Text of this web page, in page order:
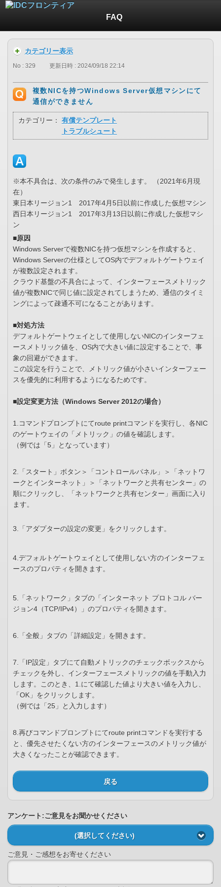
FAQ
カテゴリー表示
No : 329 更新日時 : 2024/09/18 22:14
複数NICを持つWindows Server仮想マシンにて
通信ができません
カテゴリー：
有償テンプレート
トラブルシュート
※本不具合は、次の条件のみで発生します。 （2021年6月現
在）
東日本リージョン1 2017年4月5日以前に作成した仮想マシン
西日本リージョン1 2017年3月13日以前に作成した仮想マシ
ン
■原因
Windows Serverで複数NICを持つ仮想マシンを作成すると、
Windows Serverの仕様としてOS内でデフォルトゲートウェイ
が複数設定されます。
クラウド基盤の不具合によって、インターフェースメトリック
値が複数NICで同じ値に設定されてしまうため、通信のタイミ
ングによって疎通不可になることがあります。
■対処方法
デフォルトゲートウェイとして使用しないNICのインターフェ
ースメトリック値を、OS内で大きい値に設定することで、事
象の回避ができます。
この設定を行うことで、メトリック値が小さいインターフェー
スを優先的に利用するようになるためです。
■設定変更方法（Windows Server 2012の場合）
1.コマンドプロンプトにてroute printコマンドを実行し、各NIC
のゲートウェイの「メトリック」の値を確認します。
（例では「5」となっています）
2.「スタート」ボタン＞「コントロールパネル」＞「ネットワ
ークとインターネット」＞「ネットワークと共有センター」の
順にクリックし、「ネットワークと共有センター」画面に入り
ます。
3.「アダプターの設定の変更」をクリックします。
4.デフォルトゲートウェイとして使用しない方のインターフェ
ースのプロパティを開きます。
5.「ネットワーク」タブの「インターネット プロトコル バー
ジョン4（TCP/IPv4）」のプロパティを開きます。
6.「全般」タブの「詳細設定」を開きます。
7.「IP設定」タブにて自動メトリックのチェックボックスから
チェックを外し、インターフェースメトリックの値を手動入力
します。このとき、1.にて確認した値より大きい値を入力し、
「OK」をクリックします。
（例では「25」と入力します）
8.再びコマンドプロンプトにてroute printコマンドを実行する
と、優先させたくない方のインターフェースのメトリック値が
大きくなったことが確認できます。
戻る
アンケート:ご意見をお聞かせください
(選択してください)
ご意見・ご感想をお寄せください